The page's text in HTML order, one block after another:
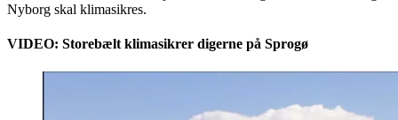
Nyborg skal klimasikres.
VIDEO: Storebælt klimasikrer digerne på Sprogø